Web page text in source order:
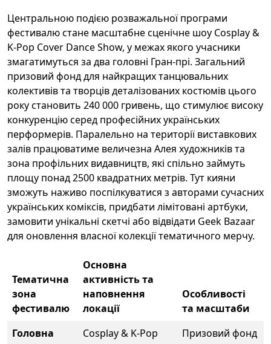
Центральною подією розважальної програми
фестивалю стане масштабне сценічне шоу Cosplay &
K-Pop Cover Dance Show, у межах якого учасники
змагатимуться за два головні Гран-прі. Загальний
призовий фонд для найкращих танцювальних
колективів та творців деталізованих костюмів цього
року становить 240 000 гривень, що стимулює високу
конкуренцію серед професійних українських
перформерів. Паралельно на території виставкових
залів працюватиме величезна Алея художників та
зона профільних видавництв, які спільно займуть
площу понад 2500 квадратних метрів. Тут кияни
зможуть наживо поспілкуватися з авторами сучасних
українських коміксів, придбати лімітовані артбуки,
замовити унікальні скетчі або відвідати Geek Bazaar
для оновлення власної колекції тематичного мерчу.
Тематична
зона
фестивалю
Основна
активність та
наповнення
локації
Особливості
та масштаби
Головна
Cosplay & K-Pop
Призовий фонд